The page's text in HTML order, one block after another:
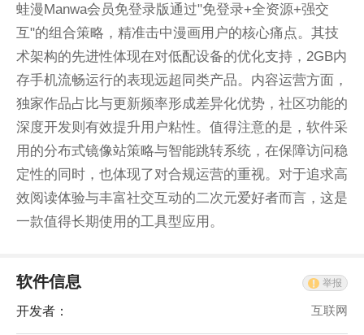
蛙漫Manwa会员免登录版通过"免登录+全资源+强交
互"的组合策略，精准击中漫画用户的核心痛点。其技
术架构的先进性体现在对低配设备的优化支持，2GB内
存手机流畅运行的表现远超同类产品。内容运营方面，
独家作品占比与更新频率形成差异化优势，社区功能的
深度开发则有效提升用户粘性。值得注意的是，软件采
用的分布式镜像站策略与智能跳转系统，在保障访问稳
定性的同时，也体现了对合规运营的重视。对于追求高
效阅读体验与丰富社交互动的二次元爱好者而言，这是
一款值得长期使用的工具型应用。
软件信息 举报
开发者： 互联网